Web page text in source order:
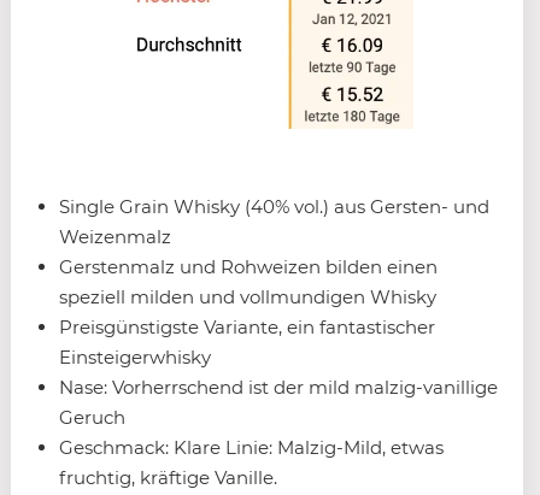
Single Grain Whisky (40% vol.) aus Gersten- und
Weizenmalz
Gerstenmalz und Rohweizen bilden einen
speziell milden und vollmundigen Whisky
Preisgünstigste Variante, ein fantastischer
Einsteigerwhisky
Nase: Vorherrschend ist der mild malzig-vanillige
Geruch
Geschmack: Klare Linie: Malzig-Mild, etwas
fruchtig, kräftige Vanille.